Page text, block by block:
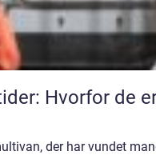
Hvorfor de
der har vundet